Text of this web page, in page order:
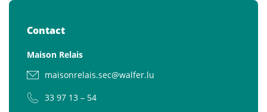
Contact
Maison Relais
maisonrelais.sec@walfer.lu
33 97 13 – 54